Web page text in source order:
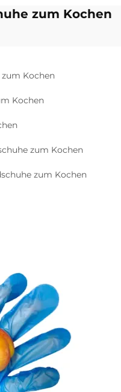
zum Kochen
zum Kochen
Kochen
zum Kochen
zum Kochen